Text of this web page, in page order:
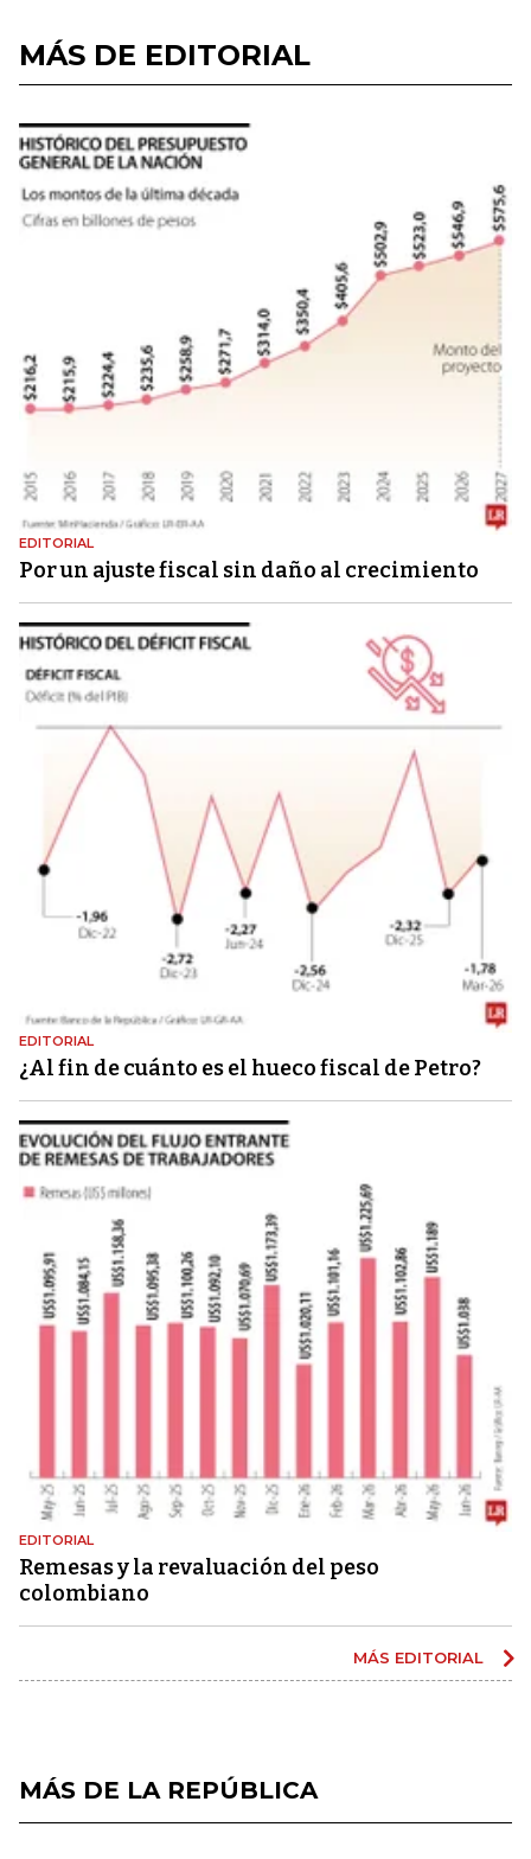
MÁS DE EDITORIAL
EDITORIAL
Por un ajuste fiscal sin daño al crecimiento
EDITORIAL
¿Al fin de cuánto es el hueco fiscal de Petro?
EDITORIAL
Remesas y la revaluación del peso
colombiano
MÁS EDITORIAL
MÁS DE LA REPÚBLICA